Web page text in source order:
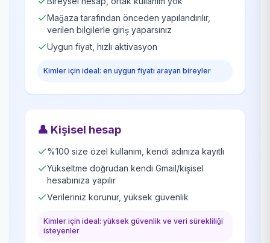
Mağaza tarafından önceden yapılandırılır,
verilen bilgilerle giriş yaparsınız
Uygun fiyat, hızlı aktivasyon
Kimler için ideal: en uygun fiyatı arayan bireyler
👤 Kişisel hesap
%100 size özel kullanım, kendi adınıza kayıtlı
Yükseltme doğrudan kendi Gmail/kişisel
hesabınıza yapılır
Verileriniz korunur, yüksek güvenlik
Kimler için ideal: yüksek güvenlik ve veri sürekliliği
isteyenler